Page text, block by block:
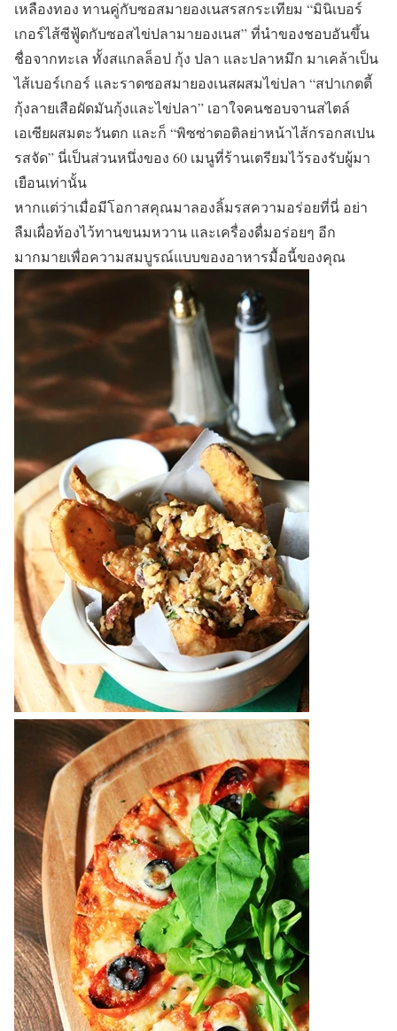
เหลืองทอง ทานคู่กับซอสมายองเนสรสกระเทียม “มินิเบอร์
เกอร์ไส้ซีฟู้ดกับซอสไข่ปลามายองเนส” ที่นำของชอบอันขึ้น
ชื่อจากทะเล ทั้งสแกลล็อป กุ้ง ปลา และปลาหมึก มาเคล้าเป็น
ไส้เบอร์เกอร์ และราดซอสมายองเนสผสมไข่ปลา “สปาเกตตี้
กุ้งลายเสือผัดมันกุ้งและไข่ปลา” เอาใจคนชอบจานสไตล์
เอเซียผสมตะวันตก และก็ “พิซซ่าตอติลย่าหน้าไส้กรอกสเปน
รสจัด” นี่เป็นส่วนหนึ่งของ 60 เมนูที่ร้านเตรียมไว้รองรับผู้มา
เยือนเท่านั้น
หากแต่ว่าเมื่อมีโอกาสคุณมาลองลิ้มรสความอร่อยที่นี่ อย่า
ลืมเผื่อท้องไว้ทานขนมหวาน และเครื่องดื่มอร่อยๆ อีก
มากมายเพื่อความสมบูรณ์แบบของอาหารมื้อนี้ของคุณ